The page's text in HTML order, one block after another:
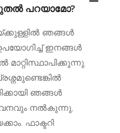
പറയാമോ?
ഞങ്ങൾ
ഇനങ്ങൾ
ഞങ്ങൾ
നൽകുന്നു,
ഫാക്ടറി